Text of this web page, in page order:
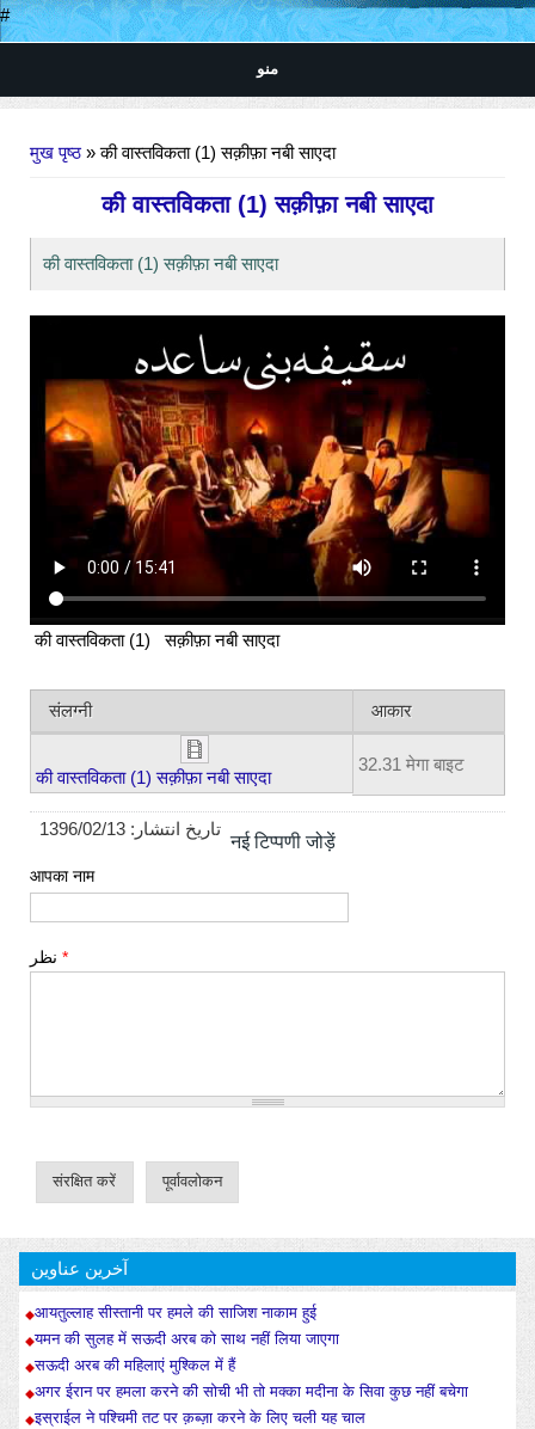
#
منو
मुख पृष्ठ» की वास्तविकता (1) सक़ीफ़ा नबी साएदा
की वास्तविकता (1) सक़ीफ़ा नबी साएदा
की वास्तविकता (1) सक़ीफ़ा नबी साएदा
की वास्तविकता (1) सक़ीफ़ा नबी साएदा
संलग्नी आकार
की वास्तविकता (1) सक़ीफ़ा नबी साएदा
32.31 मेगा बाइट
تاریخ انتشار: 1396/02/13
नई टिप्पणी जोड़ें
आपका नाम
*
آخرین عناوین
आयतुल्लाह सीस्तानी पर हमले की साजिश नाकाम हुई
यमन की सुलह में सऊदी अरब को साथ नहीं लिया जाएगा
सऊदी अरब की महिलाएं मुश्किल में हैं
अगर ईरान पर हमला करने की सोची भी तो मक्का मदीना के सिवा कुछ नहीं बचेगा
इस्राईल ने पश्चिमी तट पर क़ब्ज़ा करने के लिए चली यह चाल